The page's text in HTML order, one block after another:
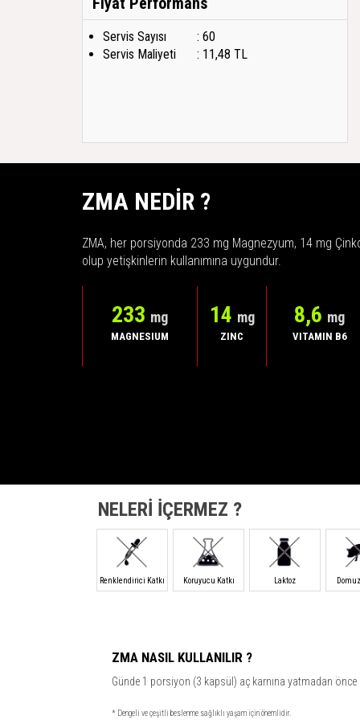
Servis Sayısı
: 60
Servis Maliyeti
: 11,48 TL
ZMA NEDİR ?
ZMA, her porsiyonda 233 mg Magnezyum, 14 mg
olup yetişkinlerin kullanımına uygundur.
233 mg
MAGNESIUM
14 mg
ZINC
8,6 mg
VITAMIN B6
NELERİ İÇERMEZ ?
Renklendirici Katkı Koruyucu Katkı Laktoz
ZMA NASIL KULLANILIR ?
Günde 1 porsiyon (3 kapsül) aç karnına yatmadan önce
* Dengeli ve çeşitli beslenme sağlıklı yaşam için önemlidir.